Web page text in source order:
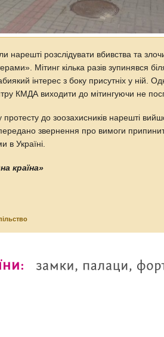
нарешті розслідувати вбивства та
Мітинг кілька разів зупинявся
інтерес з боку присутніх у ній.
КМДА виходити до мітингуючи не
до зоозахисників нарешті
звернення про вимоги
в Україні.
країна»